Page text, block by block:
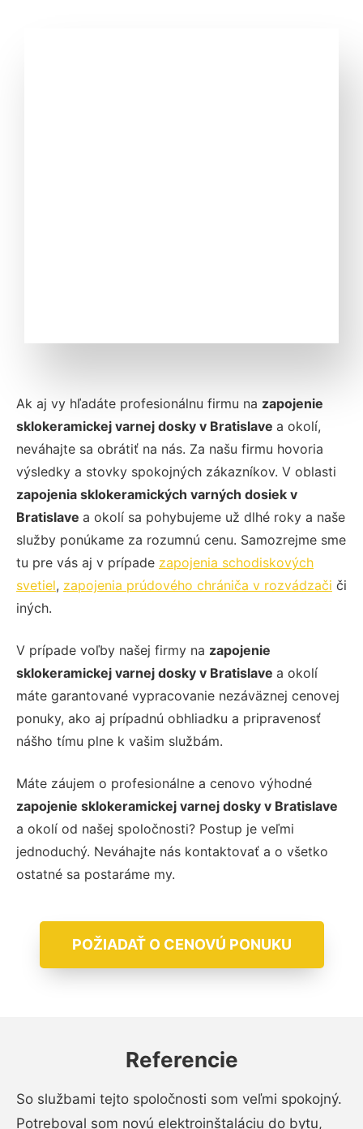
Ak aj vy hľadáte profesionálnu firmu na zapojenie
sklokeramickej varnej dosky v Bratislave a okolí,
neváhajte sa obrátiť na nás. Za našu firmu hovoria
výsledky a stovky spokojných zákazníkov. V oblasti
zapojenia sklokeramických varných dosiek v
Bratislave a okolí sa pohybujeme už dlhé roky a naše
služby ponúkame za rozumnú cenu. Samozrejme sme
tu pre vás aj v prípade zapojenia schodiskových
svetiel, zapojenia prúdového chrániča v rozvádzači či
iných.
V prípade voľby našej firmy na zapojenie
sklokeramickej varnej dosky v Bratislave a okolí
máte garantované vypracovanie nezáväznej cenovej
ponuky, ako aj prípadnú obhliadku a pripravenosť
nášho tímu plne k vašim službám.
Máte záujem o profesionálne a cenovo výhodné
zapojenie sklokeramickej varnej dosky v Bratislave
a okolí od našej spoločnosti? Postup je veľmi
jednoduchý. Neváhajte nás kontaktovať a o všetko
ostatné sa postaráme my.
POŽIADAŤ O CENOVÚ PONUKU
Referencie
So službami tejto spoločnosti som veľmi spokojný.
Potreboval som novú elektroinštaláciu do bytu,